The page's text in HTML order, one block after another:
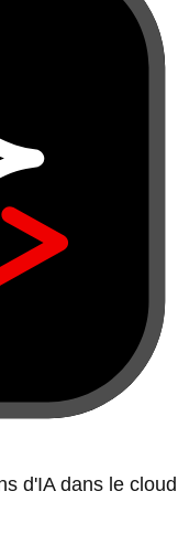
d'IA dans le cloud